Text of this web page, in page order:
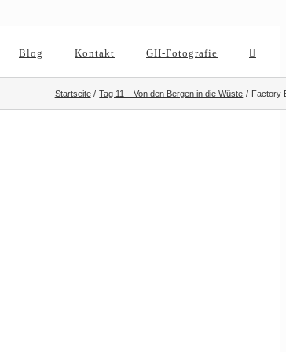
Blog Kontakt GH-Fotografie
Startseite Tag 11 – Von den Bergen in die Wüste Factory